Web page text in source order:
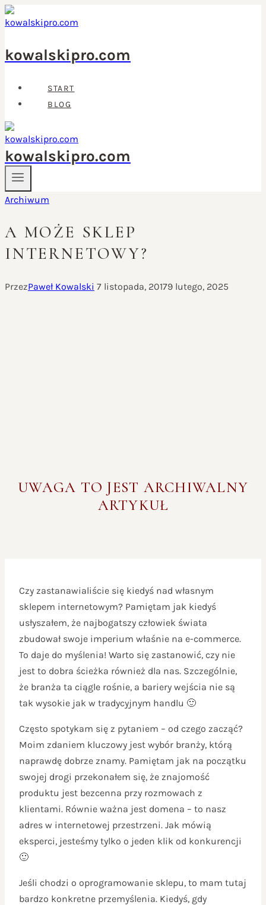
Przejdź
do
kowalskipro.com
START
BLOG
kowalskipro.com
Archiwum
A MOŻE SKLEP
INTERNETOWY?
PrzezPaweł Kowalski 7 listopada, 20179 lutego, 2025
UWAGA TO JEST ARCHIWALNY
ARTYKUŁ
Czy zastanawialiście się kiedyś nad własnym
sklepem internetowym? Pamiętam jak kiedyś
usłyszałem, że najbogatszy człowiek świata
zbudował swoje imperium właśnie na e-commerce.
To daje do myślenia! Warto się zastanowić, czy nie
jest to dobra ścieżka również dla nas. Szczególnie,
że branża ta ciągle rośnie, a bariery wejścia nie są
tak wysokie jak w tradycyjnym handlu 🙂
Często spotykam się z pytaniem – od czego zacząć?
Moim zdaniem kluczowy jest wybór branży, którą
naprawdę dobrze znamy. Pamiętam jak na początku
swojej drogi przekonałem się, że znajomość
produktu jest bezcenna przy rozmowach z
klientami. Równie ważna jest domena – to nasz
adres w internetowej przestrzeni. Jak mówią
eksperci, jesteśmy tylko o jeden klik od konkurencji
🙂
Jeśli chodzi o oprogramowanie sklepu, to mam tutaj
bardzo konkretne przemyślenia. Kiedyś, gdy